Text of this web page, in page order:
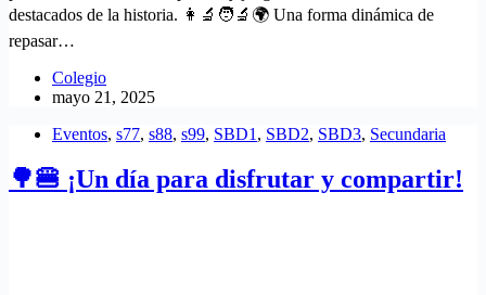
destacados de la historia. 👩‍🔬🧑‍🔬🌍 Una forma dinámica de
repasar…
Colegio
mayo 21, 2025
Eventos, s77, s88, s99, SBD1 , SBD2, SBD3, Secundaria
🌳🍔 ¡Un día para disfrutar y compartir!